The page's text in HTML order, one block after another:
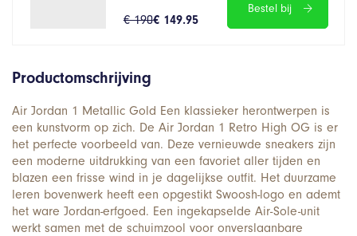
€ 190€ 149.95
Bestel bij
Productomschrijving
Air Jordan 1 Metallic Gold Een klassieker herontwerpen is
een kunstvorm op zich. De Air Jordan 1 Retro High OG is er
het perfecte voorbeeld van. Deze vernieuwde sneakers zijn
een moderne uitdrukking van een favoriet aller tijden en
blazen een frisse wind in je dagelijkse outfit. Het duurzame
leren bovenwerk heeft een opgestikt Swoosh-logo en ademt
het ware Jordan-erfgoed. Een ingekapselde Air-Sole-unit
werkt samen met de schuimzool voor onverslaanbare